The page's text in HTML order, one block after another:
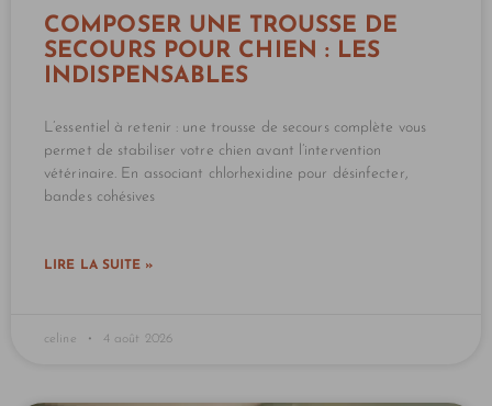
COMPOSER UNE TROUSSE DE
SECOURS POUR CHIEN : LES
INDISPENSABLES
L’essentiel à retenir : une trousse de secours complète vous
permet de stabiliser votre chien avant l’intervention
vétérinaire. En associant chlorhexidine pour désinfecter,
bandes cohésives
LIRE LA SUITE »
celine 4 août 2026